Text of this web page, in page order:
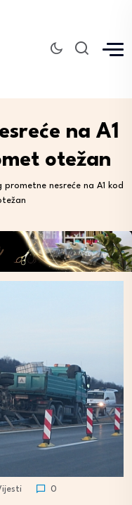
na A1
otežan
prometne nesreće na A1 kod
0